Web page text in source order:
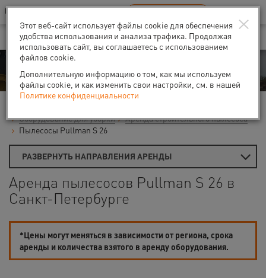
Ваш город:Санкт-Петербург
В Вашем регионе нет наших офисов RU EN
Аренда
Оборудование для уборки
Аренда строительного пылесоса
Пылесосы Pullman S 26
РАЗВЕРНУТЬ НАПРАВЛЕНИЯ АРЕНДЫ
Аренда пылесосов Pullman S 26 в
Санкт-Петербурге
*Цены могут меняться в зависимости от региона, срока
аренды и количества взятого в аренду оборудования.
×
Этот веб-сайт использует файлы cookie для обеспечения
удобства использования и анализа трафика. Продолжая
использовать сайт, вы соглашаетесь с использованием
файлов cookie.
Дополнительную информацию о том, как мы используем
файлы cookie, и как изменить свои настройки, см. в нашей
Политике конфиденциальности